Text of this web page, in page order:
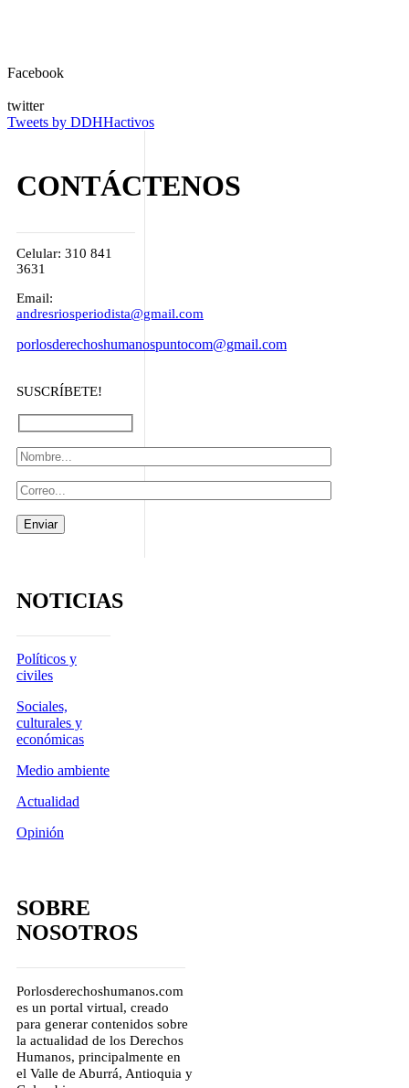
Facebook
twitter
Tweets by DDHHactivos
CONTÁCTENOS
Celular: 310 841
3631
Email:
andresriosperiodista@gmail.com
porlosderechoshumanospuntocom@gmail.com
SUSCRÍBETE!
NOTICIAS
Políticos y
civiles
Sociales,
culturales y
económicas
Medio ambiente
Actualidad
Opinión
SOBRE
NOSOTROS
Porlosderechoshumanos.com
es un portal virtual, creado
para generar contenidos sobre
la actualidad de los Derechos
Humanos, principalmente en
el Valle de Aburrá, Antioquia y